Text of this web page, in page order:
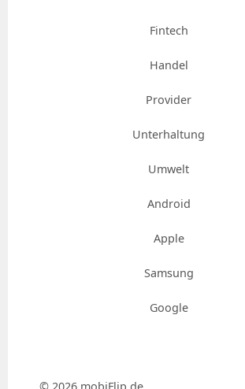
Fintech
Handel
Provider
Unterhaltung
Umwelt
Android
Apple
Samsung
Google